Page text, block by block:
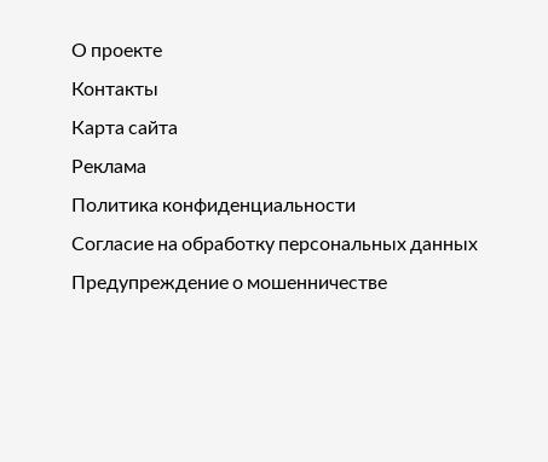
О проекте
Контакты
Карта сайта
Реклама
Политика конфиденциальности
Согласие на обработку персональных данных
Предупреждение о мошенничестве